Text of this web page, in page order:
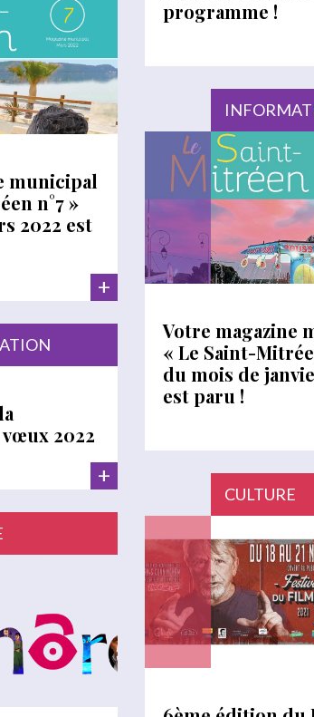
programme !
municipal
n°7 »
2022 est
+
Votre magazine
« Le Saint-
du mois de
est paru !
2022
+
CULTURE